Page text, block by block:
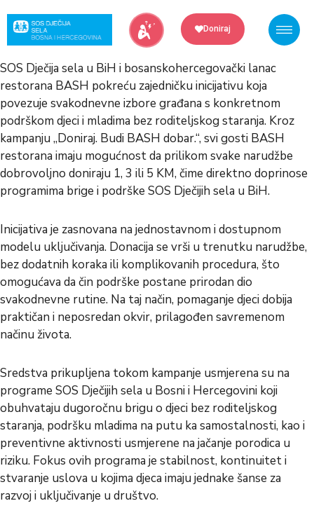
content
Doniraj
SOS Dječija sela u BiH i bosanskohercegovački lanac
restorana BASH pokreću zajedničku inicijativu koja
povezuje svakodnevne izbore građana s konkretnom
podrškom djeci i mladima bez roditeljskog staranja. Kroz
kampanju „Doniraj. Budi BASH dobar.“, svi gosti BASH
restorana imaju mogućnost da prilikom svake narudžbe
dobrovoljno doniraju 1, 3 ili 5 KM, čime direktno doprinose
programima brige i podrške SOS Dječijih sela u BiH.
Inicijativa je zasnovana na jednostavnom i dostupnom
modelu uključivanja. Donacija se vrši u trenutku narudžbe,
bez dodatnih koraka ili komplikovanih procedura, što
omogućava da čin podrške postane prirodan dio
svakodnevne rutine. Na taj način, pomaganje djeci dobija
praktičan i neposredan okvir, prilagođen savremenom
načinu života.
Sredstva prikupljena tokom kampanje usmjerena su na
programe SOS Dječijih sela u Bosni i Hercegovini koji
obuhvataju dugoročnu brigu o djeci bez roditeljskog
staranja, podršku mladima na putu ka samostalnosti, kao i
preventivne aktivnosti usmjerene na jačanje porodica u
riziku. Fokus ovih programa je stabilnost, kontinuitet i
stvaranje uslova u kojima djeca imaju jednake šanse za
razvoj i uključivanje u društvo.